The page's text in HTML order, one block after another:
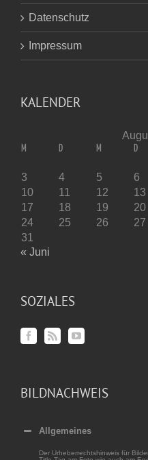
Datenschutz
Impressum
KALENDER
M D M D
3
4 5 6
10
11 12 13
17
18 19 20
24
25 26 27
31
« Juni
SOZIALES
BILDNACHWEIS
Allgemeines
Der Urheberrechtshinweis für